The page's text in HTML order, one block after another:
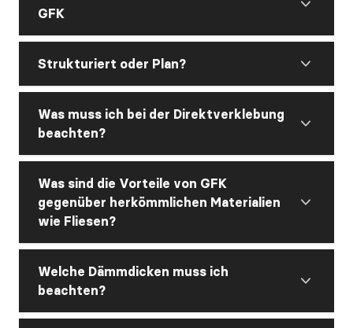
GFK
Strukturiert oder Plan?
Was muss ich bei der Direktverklebung
beachten?
Was sind die Vorteile von GFK
gegenüber herkömmlichen Materialien
wie Fliesen?
Welche Dämmdicken muss ich
beachten?